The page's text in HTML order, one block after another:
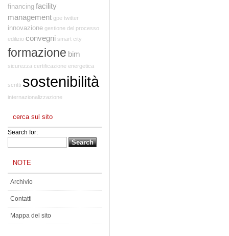
financing facility
management gpe twitter
innovazione gestione del processo
edilizio convegni smart city
formazione bim
sicurezza certificazione energetica
scritti sostenibilità
internazionalizzazione
cerca sul sito
Search for:
NOTE
Archivio
Contatti
Mappa del sito